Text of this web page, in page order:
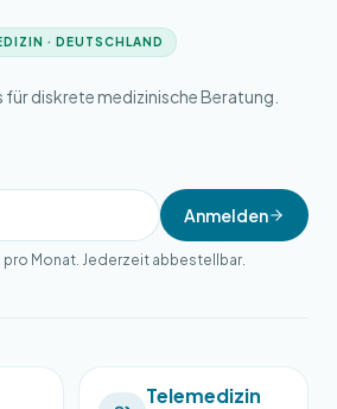
· DEUTSCHLAND
diskrete medizinische Beratung.
Anmelden
pro Monat. Jederzeit abbestellbar.
Telemedizin